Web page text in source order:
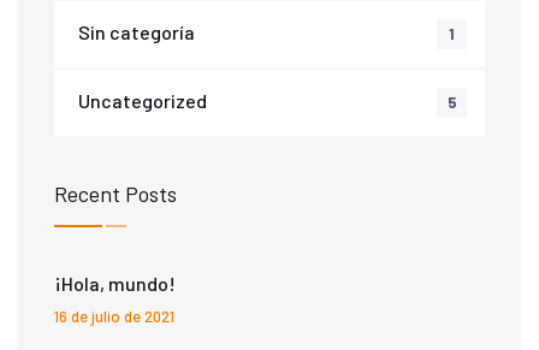
Sin categoría 1
Uncategorized 5
Recent Posts
¡Hola, mundo!
16 de julio de 2021